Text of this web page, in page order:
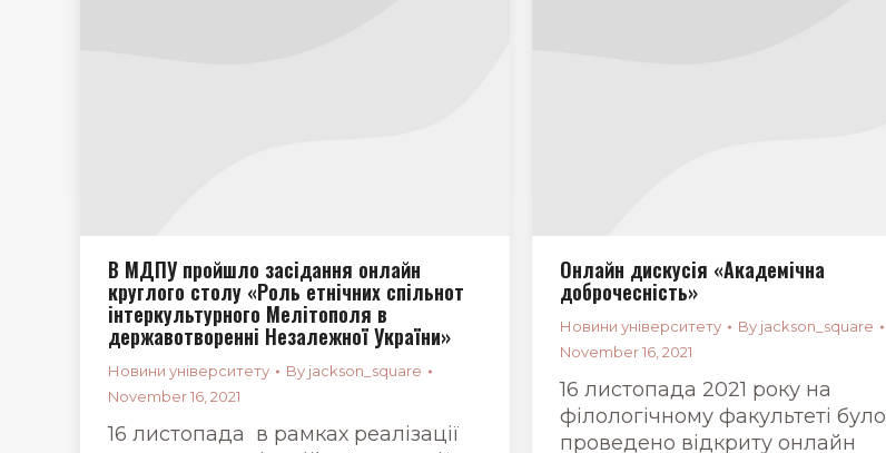
В МДПУ пройшло засідання онлайн
круглого столу «Роль етнічних спільнот
інтеркультурного Мелітополя в
державотворенні Незалежної України»
Новини університету By jackson_square
November 16, 2021
16 листопада в рамках реалізації
Онлайн дискусія «Академічна
доброчесність»
Новини університету By jackson_square
November 16, 2021
16 листопада 2021 року на
філологічному факультеті було
проведено відкриту онлайн